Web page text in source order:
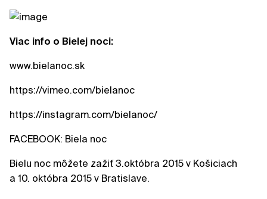
Viac info o Bielej noci:
www.bielanoc.sk
https://vimeo.com/bielanoc
https://instagram.com/bielanoc/
FACEBOOK: Biela noc
Bielu noc môžete zažiť 3.októbra 2015 v Košiciach
a 10. októbra 2015 v Bratislave.